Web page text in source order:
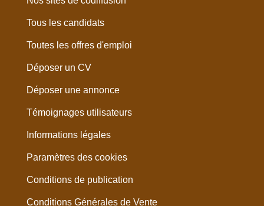
Tous les candidats
Toutes les offres d'emploi
Déposer un CV
Déposer une annonce
Témoignages utilisateurs
Informations légales
Paramètres des cookies
Conditions de publication
Conditions Générales de Vente